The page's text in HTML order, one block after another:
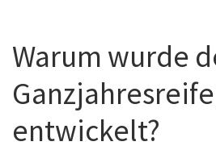
Warum wurde
entwickelt?